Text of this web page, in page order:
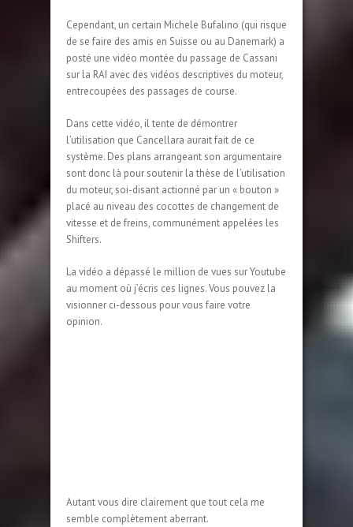
Cependant, un certain Michele Bufalino (qui risque
de se faire des amis en Suisse ou au Danemark) a
posté une vidéo montée du passage de Cassani
sur la RAI avec des vidéos descriptives du moteur,
entrecoupées des passages de course.
Dans cette vidéo, il tente de démontrer
l’utilisation que Cancellara aurait fait de ce
système. Des plans arrangeant son argumentaire
sont donc là pour soutenir la thèse de l’utilisation
du moteur, soi-disant actionné par un « bouton »
placé au niveau des cocottes de changement de
vitesse et de freins, communément appelées les
Shifters.
La vidéo a dépassé le million de vues sur Youtube
au moment où j’écris ces lignes. Vous pouvez la
visionner ci-dessous pour vous faire votre
opinion.
Autant vous dire clairement que tout cela me
semble complètement aberrant.